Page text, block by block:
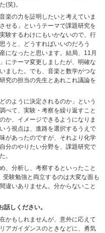
(笑)。
楽の力を証明したいと考えていま
せる」というテーマで課題研究を
験するわけにもいかないので、行
うと、どうすればいいのだろう
になったと思います。結局、11月
にテーマ変更しましたが、明確な
ました。でも、音楽と数学がつな
究の担当の先生とあれこれ議論を
のように決定されるのか」という
べて、実験・考察を繰り返すこと
か、イメージできるようになりま
う視点は、進路を選択するうえで
があったのですが、それより化学
分のやりたい分野を、課題研究で
。
、分析し、考察するといったこと
験勉強と両立するのは大変な面も
違いありません。分からないこと
しください。
かもしれませんが、意外に応えて
アガイダンスのときなどに、勇気